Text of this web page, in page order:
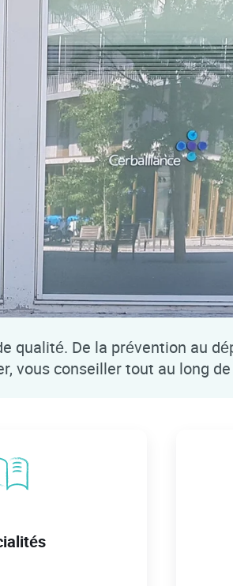
De la prévention au
vous conseiller tout au long